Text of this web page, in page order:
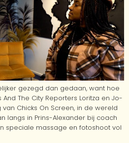
gezegd dan gedaan, want hoe
The City Reporters Loritza en Jo-
Chicks On Screen, in de wereld
langs in Prins-Alexander bij coach
speciale massage en fotoshoot vol